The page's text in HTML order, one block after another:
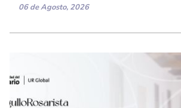
06 de Agosto, 2026